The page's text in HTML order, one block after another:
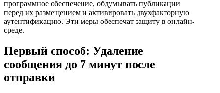
программное обеспечение, обдумывать публикации
перед их размещением и активировать двухфакторную
аутентификацию. Эти меры обеспечат защиту в онлайн-
среде.
Первый способ: Удаление
сообщения до 7 минут после
отправки